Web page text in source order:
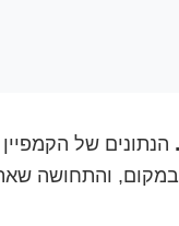
הנתונים של
במקום, והתחושה